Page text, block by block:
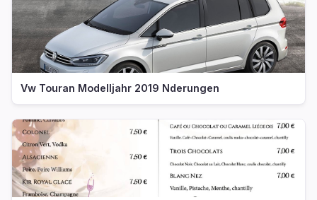
Vw Touran Modelljahr 2019 Nderungen